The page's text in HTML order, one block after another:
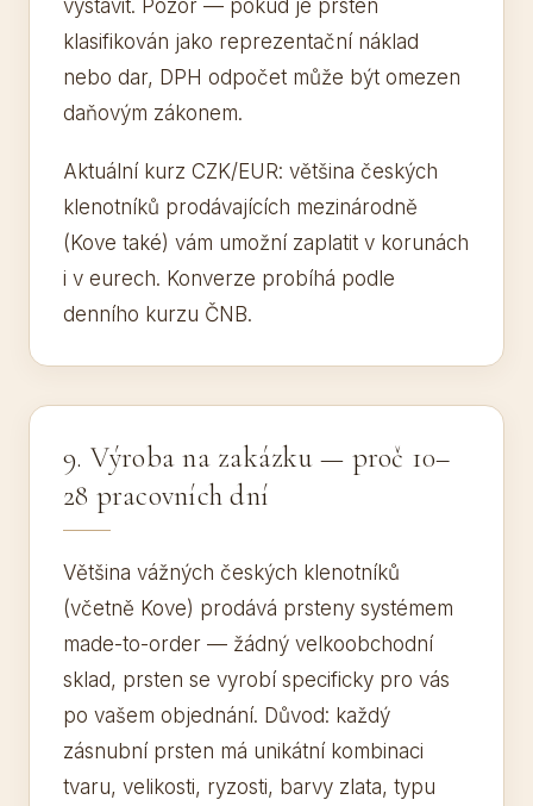
vystavit. Pozor — pokud je prsten
klasifikován jako reprezentační náklad
nebo dar, DPH odpočet může být omezen
daňovým zákonem.
Aktuální kurz CZK/EUR: většina českých
klenotníků prodávajících mezinárodně
(Kove také) vám umožní zaplatit v korunách
i v eurech. Konverze probíhá podle
denního kurzu ČNB.
9. Výroba na zakázku — proč 10–
28 pracovních dní
Většina vážných českých klenotníků
(včetně Kove) prodává prsteny systémem
made-to-order — žádný velkoobchodní
sklad, prsten se vyrobí specificky pro vás
po vašem objednání. Důvod: každý
zásnubní prsten má unikátní kombinaci
tvaru, velikosti, ryzosti, barvy zlata, typu